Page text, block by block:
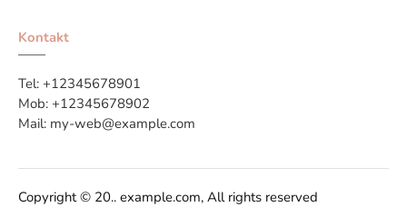
Kontakt
Tel: +12345678901
Mob: +12345678902
Mail: my-web@example.com
Copyright © 20.. example.com, All rights reserved